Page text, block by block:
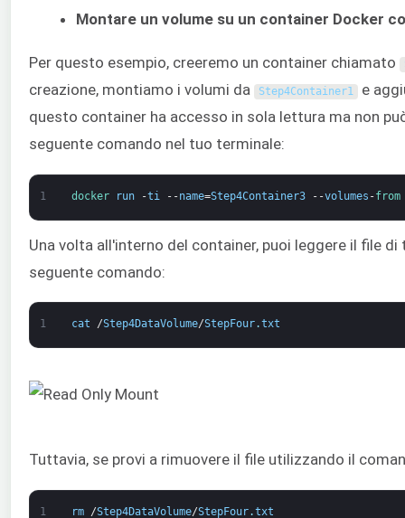
Montare un volume su un container Docker
Per questo esempio, creeremo un container chiamato
creazione, montiamo i volumi da Step4Container1 e
questo container ha accesso in sola lettura ma non
seguente comando nel tuo terminale:
1 docker run -ti --name=Step4Container3 --volumes -
Una volta all'interno del container, puoi leggere il file
seguente comando:
1 cat /Step4DataVolume/StepFour.txt
Tuttavia, se provi a rimuovere il file utilizzando il
1 rm /Step4DataVolume/StepFour.txt